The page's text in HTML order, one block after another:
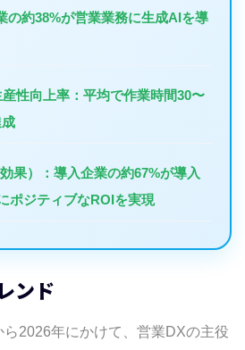
の約38%が営業業務に生成AIを導
性向上率 ：平均で作業時間30〜
果）
：導入企業の約67%が導入
ポジティブなROIを実現
ンド
2026年にかけて、営業DXの主役